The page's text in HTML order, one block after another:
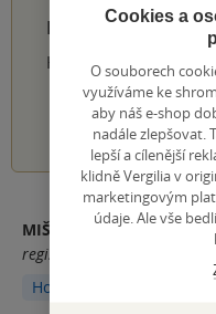
PŘIDEJTE SVÉ
Hodnocení našich
1 2
MIŠÍNAA
registrovaný uživatel
Hodnoceno z aplikace
Cookies a
O souborech
využíváme ke
aby náš e-shop
nadále zlepšovat.
lepší a cílenější
klidně Vergilia v
marketingovým
údaje. Ale vše